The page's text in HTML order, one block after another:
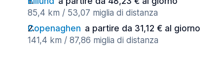
85,4 km / 53,07 miglia di distanza
Copenaghen a partire da 31,12 € al giorno
141,4 km / 87,86 miglia di distanza